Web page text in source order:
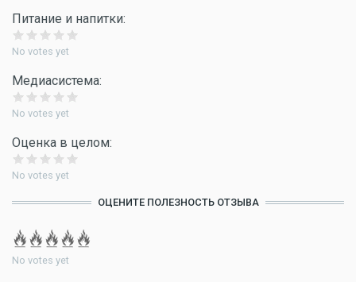
Питание и напитки:
No votes yet
Медиасистема:
No votes yet
Оценка в целом:
No votes yet
ОЦЕНИТЕ ПОЛЕЗНОСТЬ ОТЗЫВА
No votes yet